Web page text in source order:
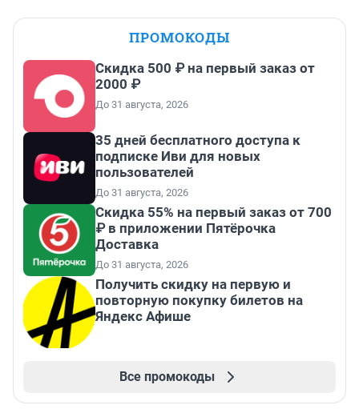
ПРОМОКОДЫ
Скидка 500 ₽ на первый заказ от
2000 ₽
До 31 августа, 2026
35 дней бесплатного доступа к
подписке Иви для новых
пользователей
До 31 августа, 2026
Скидка 55% на первый заказ от 700
₽ в приложении Пятёрочка
Доставка
До 31 августа, 2026
Получить скидку на первую и
повторную покупку билетов на
Яндекс Афише
Все промокоды